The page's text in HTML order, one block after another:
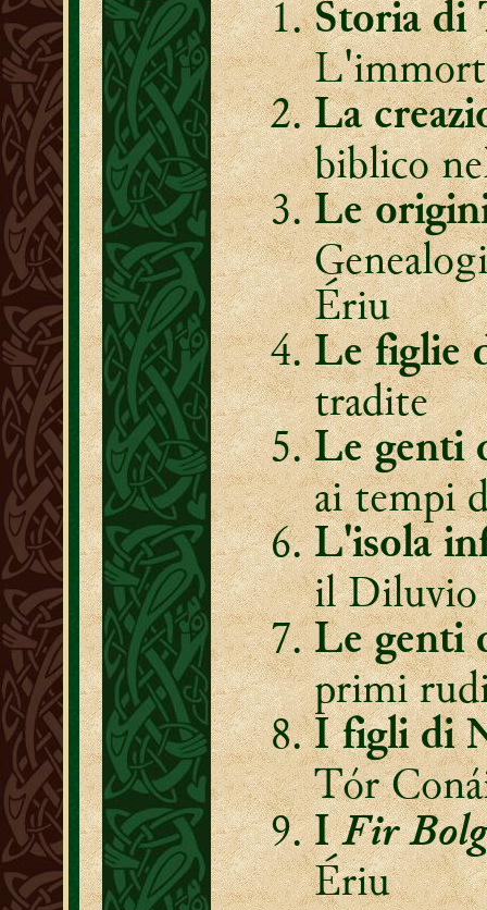
Storia di
La
biblico
Le
Ériu
Le figlie
tradite
Le genti
ai tempi
L'isola
il Diluvio
Le genti
primi
I figli di
Tór
IFir Bolg
Ériu